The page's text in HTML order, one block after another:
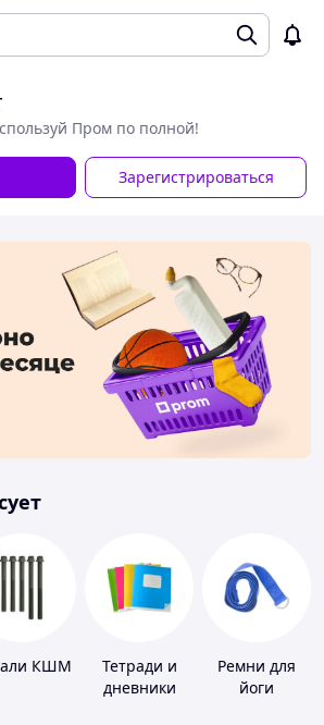
Пром по полной!
Зарегистрироваться
КШМ
Тетради и
дневники
Ремни для
йоги